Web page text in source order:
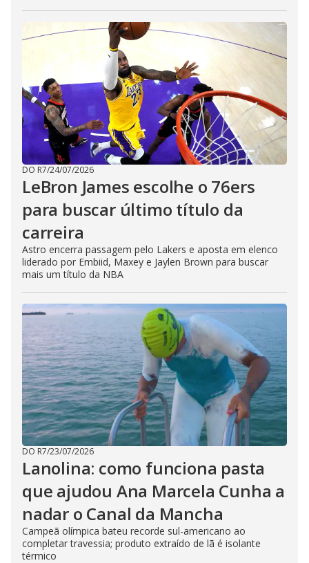
DO R7/24/07/2026
LeBron James escolhe o 76ers
para buscar último título da
carreira
Astro encerra passagem pelo Lakers e aposta em elenco
liderado por Embiid, Maxey e Jaylen Brown para buscar
mais um título da NBA
DO R7/23/07/2026
Lanolina: como funciona pasta
que ajudou Ana Marcela Cunha a
nadar o Canal da Mancha
Campeã olímpica bateu recorde sul-americano ao
completar travessia; produto extraído de lã é isolante
térmico